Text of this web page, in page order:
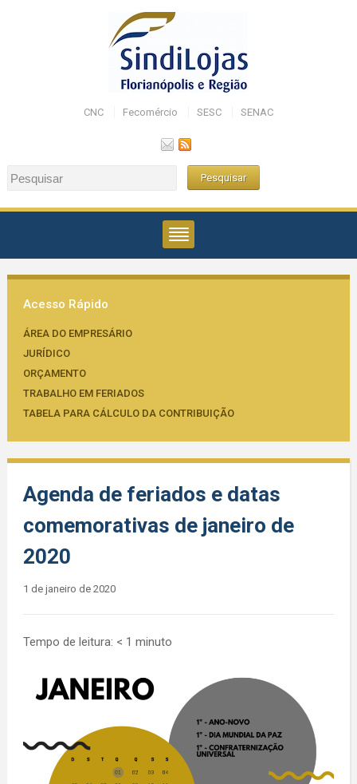
CNC Fecomércio SESC SENAC
Acesso Rápido
ÁREA DO EMPRESÁRIO
JURÍDICO
ORÇAMENTO
TRABALHO EM FERIADOS
TABELA PARA CÁLCULO DA CONTRIBUIÇÃO
Agenda de feriados e datas
comemorativas de janeiro de
2020
1 de janeiro de 2020
Tempo de leitura: < 1 minuto